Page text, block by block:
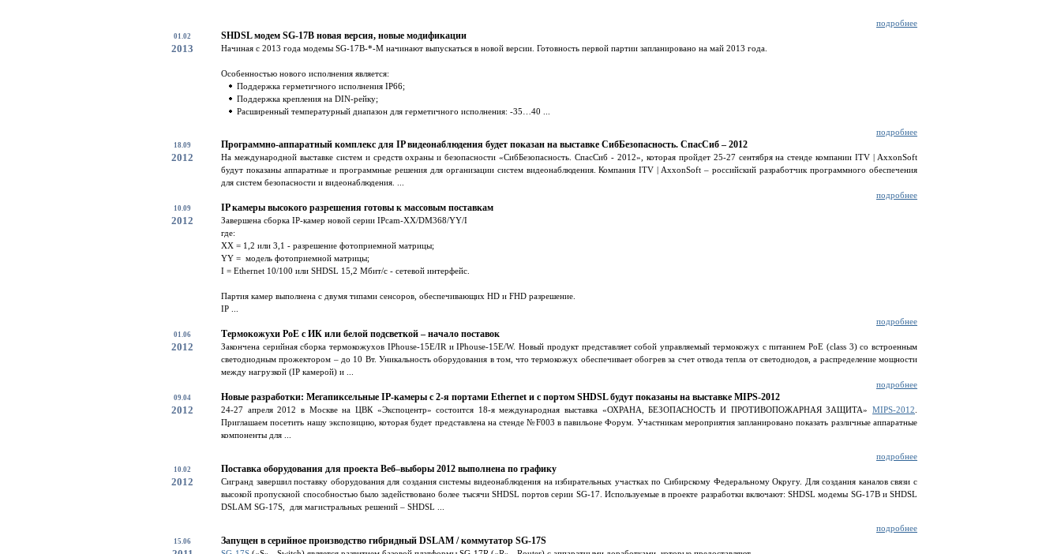
подробнее
01.02
2013
SHDSL модем SG-17B новая версия, новые модификации
Начиная с 2013 года модемы SG-17B-*-M начинают выпускаться в новой версии. Готовность первой партии запланировано на май 2013 года.
Особенностью нового исполнения является:
Поддержка герметичного исполнения IP66;
Поддержка крепления на DIN-рейку;
Расширенный температурный диапазон для герметичного исполнения: -35…40 ...
подробнее
18.09
2012
Программно-аппаратный комплекс для IP видеонаблюдения будет показан на выставке СибБезопасность. СпасСиб – 2012
На международной выставке систем и средств охраны и безопасности «СибБезопасность. СпасСиб - 2012», которая пройдет 25-27 сентября на стенде компании ITV | AxxonSoft
будут показаны аппаратные и программные решения для организации систем видеонаблюдения. Компания ITV | AxxonSoft – российский разработчик программного обеспечения
для систем безопасности и видеонаблюдения. ...
подробнее
10.09
2012
IP камеры высокого разрешения готовы к массовым поставкам
Завершена сборка IP-камер новой серии IPcam-XX/DM368/YY/I
где:
XX = 1,2 или 3,1 - разрешение фотоприемной матрицы;
YY = модель фотоприемной матрицы;
I = Ethernet 10/100 или SHDSL 15,2 Мбит/c - сетевой интерфейс.
Партия камер выполнена с двумя типами сенсоров, обеспечивающих HD и FHD разрешение.
IP ...
подробнее
01.06
2012
Термокожухи PoE с ИК или белой подсветкой – начало поставок
Закончена серийная сборка термокожухов IPhouse-15E/IR и IPhouse-15E/W. Новый продукт представляет собой управляемый термокожух с питанием PoE (class 3) со встроенным
светодиодным прожектором – до 10 Вт. Уникальность оборудования в том, что термокожух обеспечивает обогрев за счет отвода тепла от светодиодов, а распределение мощности
между нагрузкой (IP камерой) и ...
подробнее
09.04
2012
Новые разработки: Мегапиксельные IP-камеры с 2-я портами Ethernet и с портом SHDSL будут показаны на выставке MIPS-2012
24-27 апреля 2012 в Москве на ЦВК «Экспоцентр» состоится 18-я международная выставка «ОХРАНА, БЕЗОПАСНОСТЬ И ПРОТИВОПОЖАРНАЯ ЗАЩИТА» MIPS-2012.
Приглашаем посетить нашу экспозицию, которая будет представлена на стенде №F003 в павильоне Форум. Участникам мероприятия запланировано показать различные аппаратные
компоненты для ...
подробнее
10.02
2012
Поставка оборудования для проекта Веб–выборы 2012 выполнена по графику
Сигранд завершил поставку оборудования для создания системы видеонаблюдения на избирательных участках по Сибирскому Федеральному Округу. Для создания каналов связи с
высокой пропускной способностью было задействовано более тысячи SHDSL портов серии SG-17. Используемые в проекте разработки включают: SHDSL модемы SG-17B и SHDSL
DSLAM SG-17S, для магистральных решений – SHDSL ...
подробнее
15.06 Запущен в серийное производство гибридный DSLAM / коммутатор SG-17S